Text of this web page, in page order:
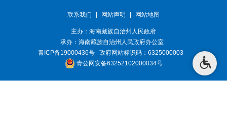
联系我们 | 网站声明 | 网站地图
主办：海南藏族自治州人民政府
承办： 海南藏族自治州人民政府办公室
青ICP备19000436号政府网站标识码：6325000003
青公网安备63252102000034号